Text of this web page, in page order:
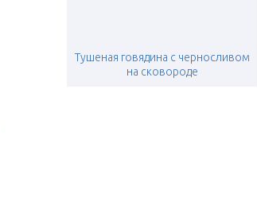
Тушеная говядина с черносливом
на сковороде